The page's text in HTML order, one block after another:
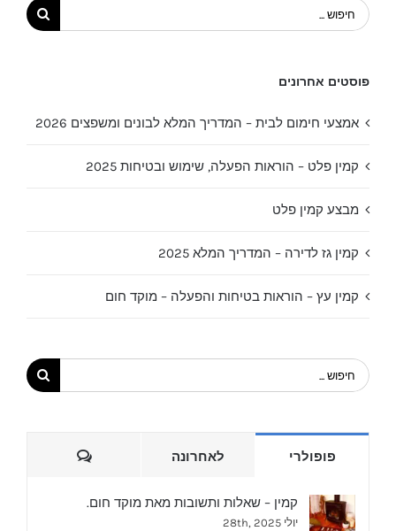
חיפוש...
פוסטים אחרונים
אמצעי חימום לבית – המדריך המלא לבונים ומשפצים 2026
קמין פלט – הוראות הפעלה, שימוש ובטיחות 2025
מבצע קמין פלט
קמין גז לדירה – המדריך המלא 2025
קמין עץ – הוראות בטיחות והפעלה – מוקד חום
חיפוש...
פופולרי לאחרונה הערות
קמין – שאלות ותשובות מאת מוקד חום.
יולי 28th, 2025